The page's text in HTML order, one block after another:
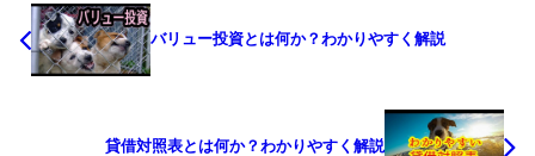
バリュー投資とは何か？わかりやすく解説
貸借対照表とは何か？わかりやすく解説